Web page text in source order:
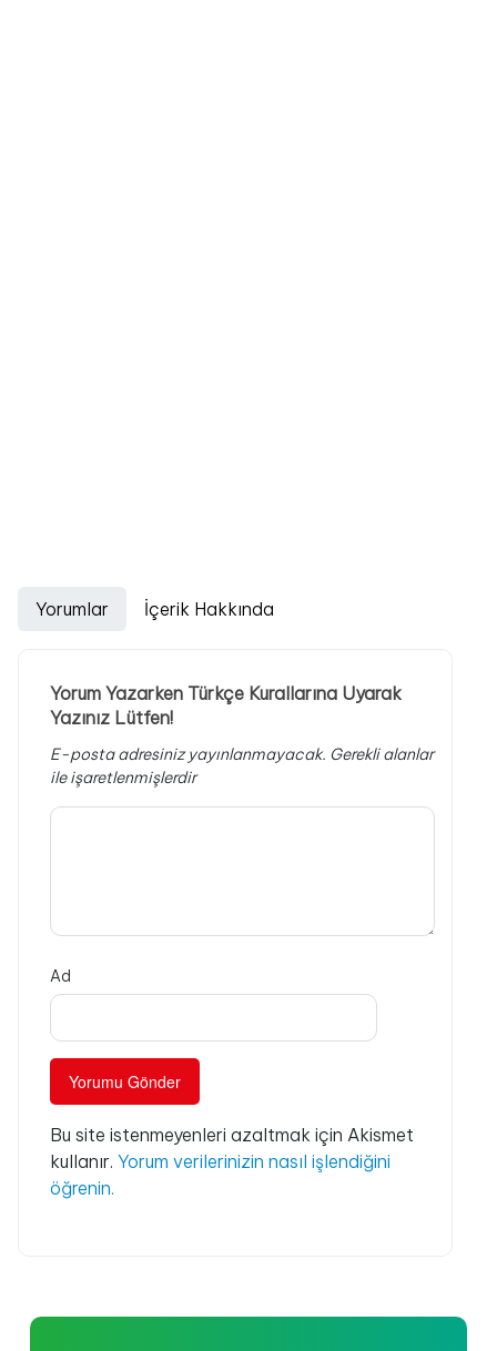
Yorumlar İçerik Hakkında
Yorum Yazarken Türkçe Kurallarına Uyarak
Yazınız Lütfen!
E-posta adresiniz yayınlanmayacak. Gerekli alanlar
ile işaretlenmişlerdir
Ad
Bu site istenmeyenleri azaltmak için Akismet
kullanır. Yorum verilerinizin nasıl işlendiğini
öğrenin.